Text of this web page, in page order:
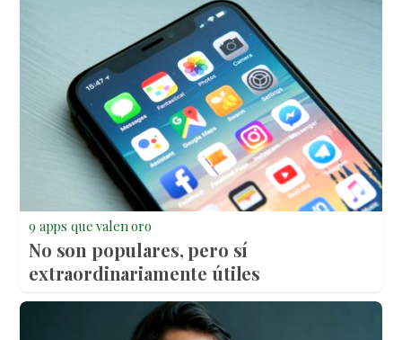
9 apps que valen oro
No son populares, pero sí
extraordinariamente útiles